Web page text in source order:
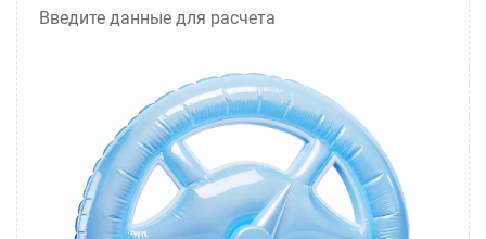
Введите данные для расчета